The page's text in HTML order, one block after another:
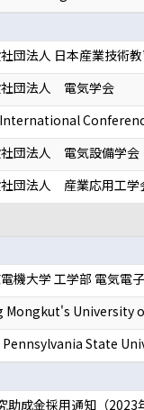
団法人 日本産業技術
社団法人 電気学会
団法人 電気設備学会
団法人 産業応用工学
機大学 工学部 電気電
Mongkut's University
Pennsylvania State
成金採用通知（2023